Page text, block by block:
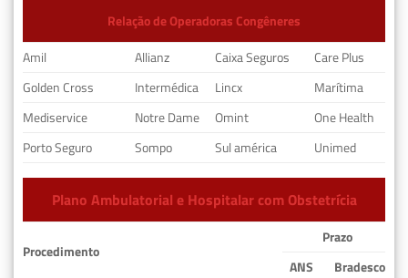
Relação de Operadoras Congêneres
Amil
Allianz Caixa Seguros
Care Plus
Golden Cross
Intermédica Lincx
Marítima
Mediservice
Notre Dame Omint
One Health
Porto Seguro
Sompo Sul américa Unimed
Plano Ambulatorial e Hospitalar com Obstetrícia
Procedimento
Prazo
ANS
Bradesco